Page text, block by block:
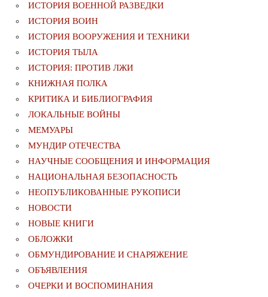
ИСТОРИЯ ВОЕННОЙ РАЗВЕДКИ
ИСТОРИЯ ВОИН
ИСТОРИЯ ВООРУЖЕНИЯ И ТЕХНИКИ
ИСТОРИЯ ТЫЛА
ИСТОРИЯ: ПРОТИВ ЛЖИ
КНИЖНАЯ ПОЛКА
КРИТИКА И БИБЛИОГРАФИЯ
ЛОКАЛЬНЫЕ ВОЙНЫ
МЕМУАРЫ
МУНДИР ОТЕЧЕСТВА
НАУЧНЫЕ СООБЩЕНИЯ И ИНФОРМАЦИЯ
НАЦИОНАЛЬНАЯ БЕЗОПАСНОСТЬ
НЕОПУБЛИКОВАННЫЕ РУКОПИСИ
НОВОСТИ
НОВЫЕ КНИГИ
ОБЛОЖКИ
ОБМУНДИРОВАНИЕ И СНАРЯЖЕНИЕ
ОБЪЯВЛЕНИЯ
ОЧЕРКИ И ВОСПОМИНАНИЯ